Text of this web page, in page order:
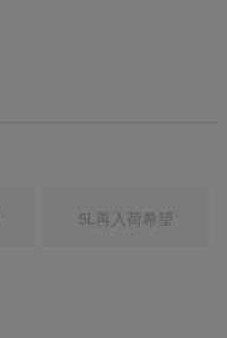
5L再入荷希望